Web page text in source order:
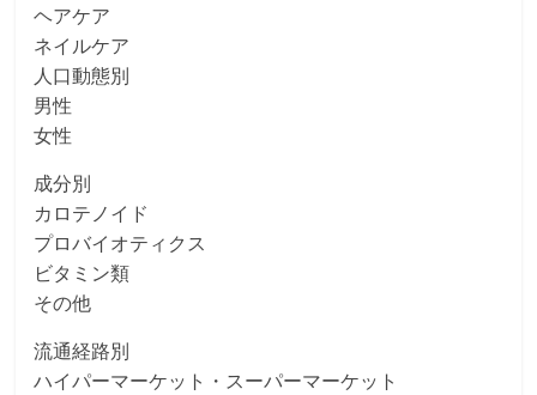
ヘアケア
ネイルケア
人口動態別
男性
女性
成分別
カロテノイド
プロバイオティクス
ビタミン類
その他
流通経路別
ハイパーマーケット・スーパーマーケット